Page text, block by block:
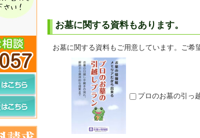
お墓に関する資料もあります。
お墓に関する資料もご用意しています。ご希
プロのお墓の引っ